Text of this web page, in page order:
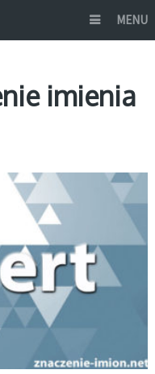
MENU
imienia